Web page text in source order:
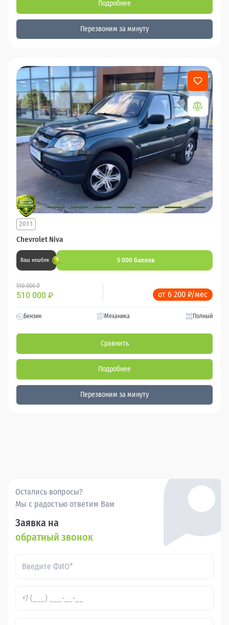
Подробнее
Перезвоним за минуту
Chevrolet Niva
2011
Ваш кешбек 5 000 баллов
510 000 ₽
510 000 ₽ от 6 200 ₽/мес
Бензин Механика Полный
Сравнить
Подробнее
Перезвоним за минуту
Остались вопросы?
Мы с радостью ответим Вам
Заявка на
обратный звонок